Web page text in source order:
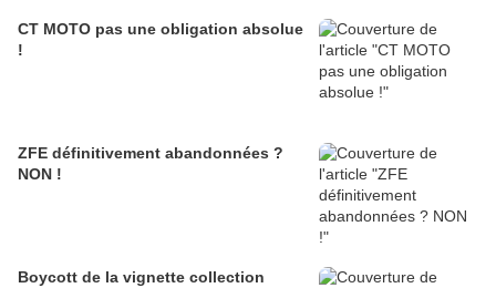
CT MOTO pas une obligation absolue
!
ZFE définitivement abandonnées ?
NON !
Boycott de la vignette collection